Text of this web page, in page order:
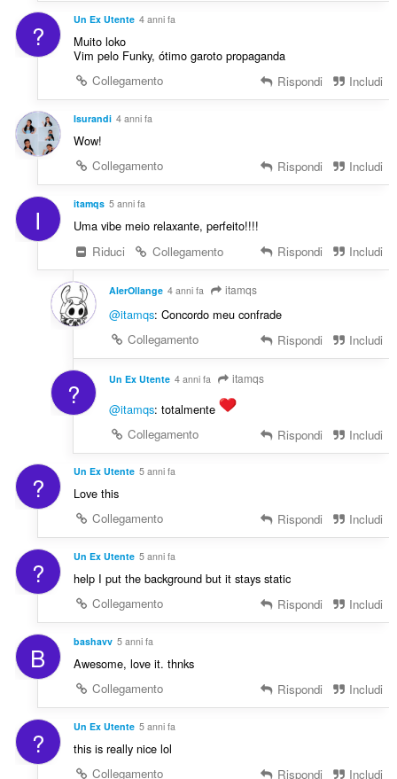
? Un Ex Utente 4 anni fa
Muito loko
Vim pelo Funky, ótimo garoto propaganda
Collegamento
Rispondi Includi
Isurandi 4 anni fa
Wow!
Collegamento
Rispondi Includi
I itamqs 5 anni fa
Uma vibe meio relaxante, perfeito!!!!
Riduci
Collegamento Rispondi Includi
AlerOllange 4 anni fa itamqs
@itamqs: Concordo meu confrade
Collegamento
Rispondi Includi
? Un Ex Utente 4 anni fa itamqs
@itamqs: totalmente
Collegamento
Rispondi Includi
? Un Ex Utente 5 anni fa
Love this
Collegamento
Rispondi Includi
? Un Ex Utente 5 anni fa
help I put the background but it stays static
Collegamento
Rispondi Includi
B bashavv 5 anni fa
Awesome, love it. thnks
Collegamento
Rispondi Includi
? Un Ex Utente 5 anni fa
this is really nice lol
Collegamento
Rispondi Includi